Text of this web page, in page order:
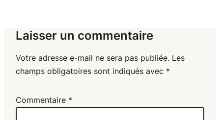
Laisser un commentaire
Votre adresse e-mail ne sera pas publiée. Les
champs obligatoires sont indiqués avec *
Commentaire *